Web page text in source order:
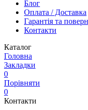
Блог
Оплата / Доставка
Гарантія та
Контакти
Каталог
Головна
Закладки
0
Порівняти
0
Контакти